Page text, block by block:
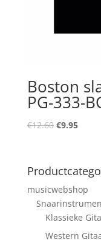
Boston
PG-333-
€12.60
€12.60.
€9.95
€9.95.
musicwebshop
Klassieke
Western